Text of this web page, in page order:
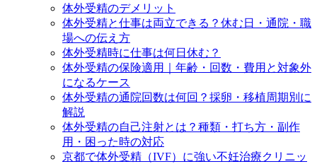
体外受精のデメリット
体外受精と仕事は両立できる？休む日・通院・職
場への伝え方
体外受精時に仕事は何日休む？
体外受精の保険適用｜年齢・回数・費用と対象外
になるケース
体外受精の通院回数は何回？採卵・移植周期別に
解説
体外受精の自己注射とは？種類・打ち方・副作
用・困った時の対応
京都で体外受精（IVF）に強い不妊治療クリニッ